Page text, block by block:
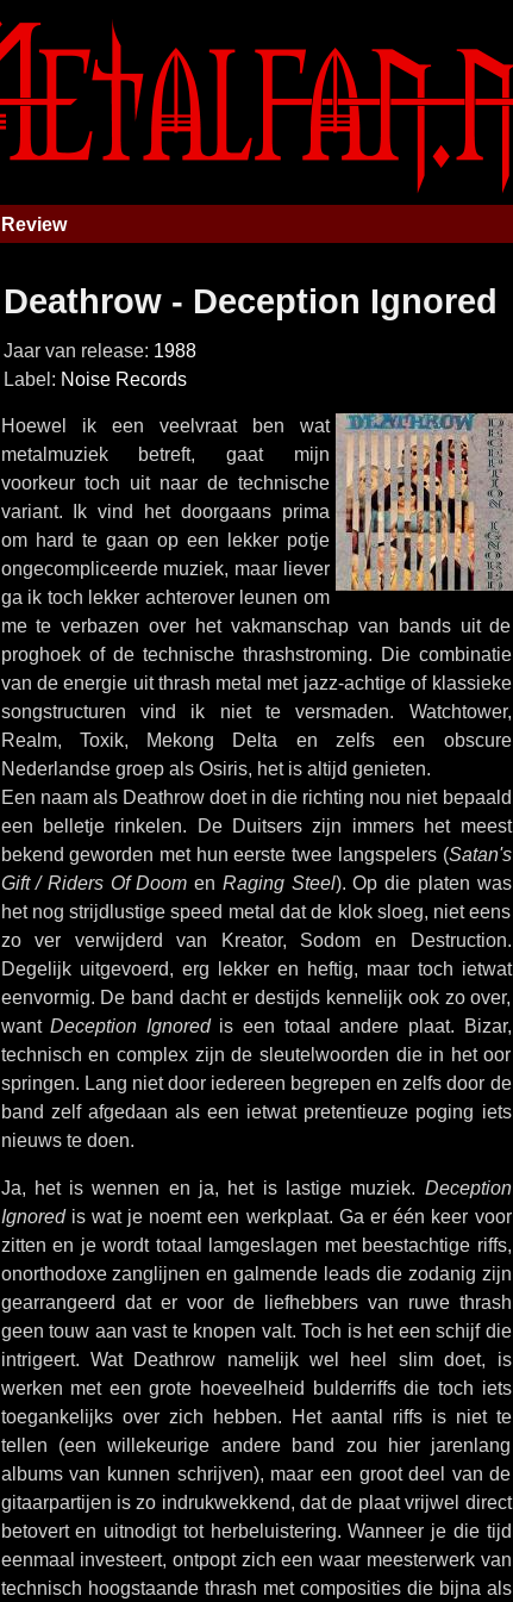
Review
Deathrow - Deception Ignored
Jaar van release: 1988
Label: Noise Records
Hoewel ik een veelvraat ben wat
metalmuziek betreft, gaat mijn
voorkeur toch uit naar de technische
variant. Ik vind het doorgaans prima
om hard te gaan op een lekker potje
ongecompliceerde muziek, maar liever
ga ik toch lekker achterover leunen om
me te verbazen over het vakmanschap van bands uit de
proghoek of de technische thrashstroming. Die combinatie
van de energie uit thrash metal met jazz-achtige of klassieke
songstructuren vind ik niet te versmaden. Watchtower,
Realm, Toxik, Mekong Delta en zelfs een obscure
Nederlandse groep als Osiris, het is altijd genieten.
Een naam als Deathrow doet in die richting nou niet bepaald
een belletje rinkelen. De Duitsers zijn immers het meest
bekend geworden met hun eerste twee langspelers (Satan's
Gift / Riders Of Doom en Raging Steel). Op die platen was
het nog strijdlustige speed metal dat de klok sloeg, niet eens
zo ver verwijderd van Kreator, Sodom en Destruction.
Degelijk uitgevoerd, erg lekker en heftig, maar toch ietwat
eenvormig. De band dacht er destijds kennelijk ook zo over,
wantDeception Ignoredis een totaal andere plaat. Bizar,
technisch en complex zijn de sleutelwoorden die in het oor
springen. Lang niet door iedereen begrepen en zelfs door de
band zelf afgedaan als een ietwat pretentieuze poging iets
nieuws te doen.
Ja, het is wennen en ja, het is lastige muziek. Deception
Ignoredis wat je noemt een werkplaat. Ga er één keer voor
zitten en je wordt totaal lamgeslagen met beestachtige riffs,
onorthodoxe zanglijnen en galmende leads die zodanig zijn
gearrangeerd dat er voor de liefhebbers van ruwe thrash
geen touw aan vast te knopen valt. Toch is het een schijf die
intrigeert. Wat Deathrow namelijk wel heel slim doet, is
werken met een grote hoeveelheid bulderriffs die toch iets
toegankelijks over zich hebben. Het aantal riffs is niet te
tellen (een willekeurige andere band zou hier jarenlang
albums van kunnen schrijven), maar een groot deel van de
gitaarpartijen is zo indrukwekkend, dat de plaat vrijwel direct
betovert en uitnodigt tot herbeluistering. Wanneer je die tijd
eenmaal investeert, ontpopt zich een waar meesterwerk van
technisch hoogstaande thrash met composities die bijna als